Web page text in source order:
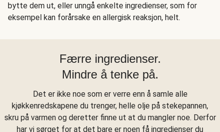
bytte dem ut, eller unngå enkelte ingredienser, som for
eksempel kan forårsake en allergisk reaksjon, helt.
Færre ingredienser.
Mindre å tenke på.
Det er ikke noe som er verre enn å samle alle
kjøkkenredskapene du trenger, helle olje på stekepannen,
skru på varmen og deretter finne ut at du mangler noe. Derfor
har vi sørget for at det bare er noen få ingredienser du